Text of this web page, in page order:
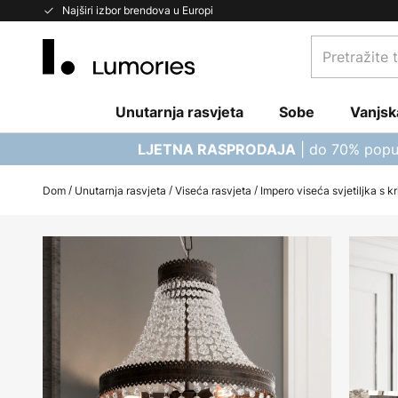
Najširi izbor brendova u Europi
Skip
Pretražite
trgovinu...
Unutarnja rasvjeta Sobe
LJETNA RASPRODAJA | do 70%
Dom Unutarnja rasvjeta Viseća rasvjeta Impero viseća svjetiljka s
Skip
to
the
end
of
the
images